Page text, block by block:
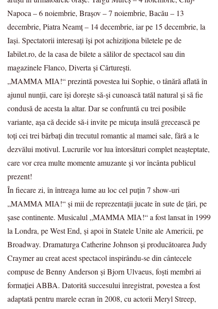
Napoca – 6 noiembrie, Brașov – 7 noiembrie, Bacău – 13
decembrie, Piatra Neamț – 14 decembrie, iar pe 15 decembrie, la
Iași. Spectatorii interesați își pot achiziționa biletele pe de
Iabilet.ro, de la casa de bilete a sălilor de spectacol sau din
magazinele Flanco, Diverta și Cărturești.
„MAMMA MIA!“ prezintă povestea lui Sophie, o tânără aflată în
ajunul nunţii, care îşi doreşte să-şi cunoască tatăl natural şi să fie
condusă de acesta la altar. Dar se confruntă cu trei posibile
variante, aşa că decide să-i invite pe micuţa insulă grecească pe
toţi cei trei bărbaţi din trecutul romantic al mamei sale, fără a le
dezvălui motivul. Lucrurile vor lua întorsături complet neaşteptate,
care vor crea multe momente amuzante și vor încânta publicul
prezent!
În fiecare zi, în întreaga lume au loc cel puțin 7 show-uri
„MAMMA MIA!“ și mii de reprezentații jucate în sute de țări, pe
șase continente. Musicalul „MAMMA MIA!“ a fost lansat în 1999
la Londra, pe West End, și apoi în Statele Unite ale Americii, pe
Broadway. Dramaturga Catherine Johnson și producătoarea Judy
Craymer au creat acest spectacol inspirându-se din cântecele
compuse de Benny Anderson și Bjorn Ulvaeus, foști membri ai
formației ABBA. Datorită succesului înregistrat, povestea a fost
adaptată pentru marele ecran în 2008, cu actorii Meryl Streep,